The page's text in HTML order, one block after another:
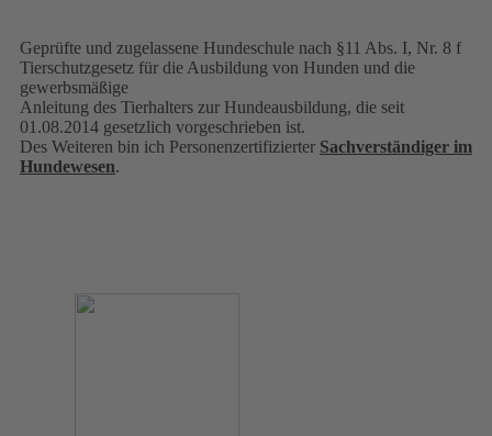
Geprüfte und zugelassene Hundeschule nach §11 Abs. I, Nr. 8 f
Tierschutzgesetz für die Ausbildung von Hunden und die
gewerbsmäßige
Anleitung des Tierhalters zur Hundeausbildung, die seit
01.08.2014 gesetzlich vorgeschrieben ist.
Des Weiteren bin ich Personenzertifizierter Sachverständiger im
Hundewesen.